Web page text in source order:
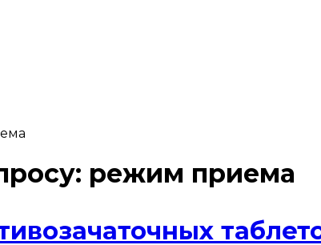
режим приема